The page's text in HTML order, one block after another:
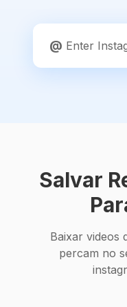
@
Salvar
Baixar videos
percam no